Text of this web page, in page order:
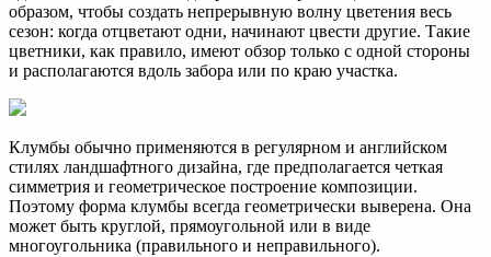
образом, чтобы создать непрерывную волну цветения весь
сезон: когда отцветают одни, начинают цвести другие. Такие
цветники, как правило, имеют обзор только с одной стороны
и располагаются вдоль забора или по краю участка.
Клумбы обычно применяются в регулярном и английском
стилях ландшафтного дизайна, где предполагается четкая
симметрия и геометрическое построение композиции.
Поэтому форма клумбы всегда геометрически выверена. Она
может быть круглой, прямоугольной или в виде
многоугольника (правильного и неправильного).